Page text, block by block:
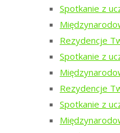
Spotkanie z
Rezydencje
Spotkanie z
Rezydencje
Spotkanie z
miejsc, których już nie ma
z Narewki
publiczny – przyszłość
ławeczki. To tu jest